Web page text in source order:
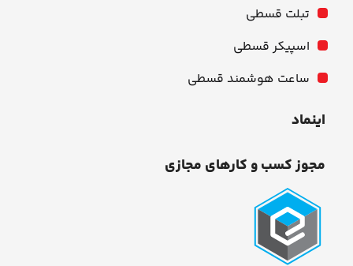
تبلت قسطی
اسپیکر قسطی
ساعت هوشمند قسطی
اینماد
مجوز کسب و کارهای مجازی